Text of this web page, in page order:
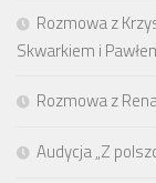
Rozmowa z
Skwarkiem i
Rozmowa z
Audycja „Z